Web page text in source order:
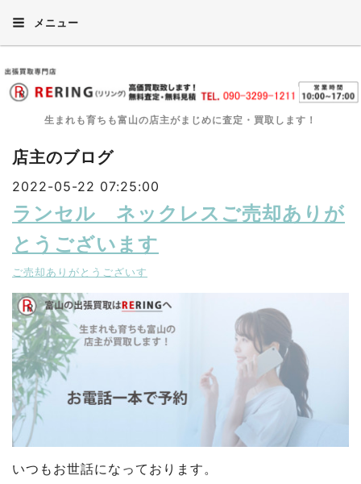
メニュー
生まれも育ちも富山の店主がまじめに査定・買取します！
店主のブログ
2022-05-22 07:25:00
ランセル ネックレスご売却ありが
とうございます
ご売却ありがとうございす
いつもお世話になっております。